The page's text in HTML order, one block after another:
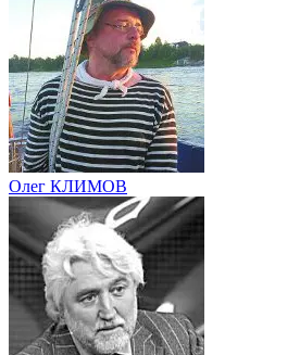
Олег КЛИМОВ